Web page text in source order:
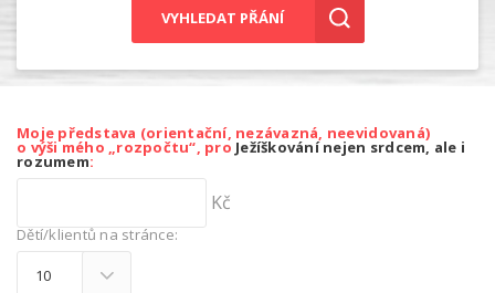
VYHLEDAT PŘÁNÍ
Moje představa (orientační, nezávazná, neevidovaná)
o výši mého „rozpočtu“, pro Ježíškování nejen srdcem, ale i
rozumem:
Kč
Dětí/klientů na stránce: